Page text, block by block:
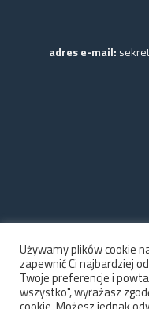
adres e-mail:
Używamy plików cookie
zapewnić Ci najbardziej
Twoje preferencje i
wszystko", wyrażasz